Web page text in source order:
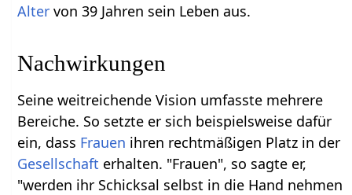
Alter von 39 Jahren sein Leben aus.
Nachwirkungen
Seine weitreichende Vision umfasste mehrere
Bereiche. So setzte er sich beispielsweise dafür
ein, dass Frauen ihren rechtmäßigen Platz in der
Gesellschaft erhalten. "Frauen", so sagte er,
"werden ihr Schicksal selbst in die Hand nehmen